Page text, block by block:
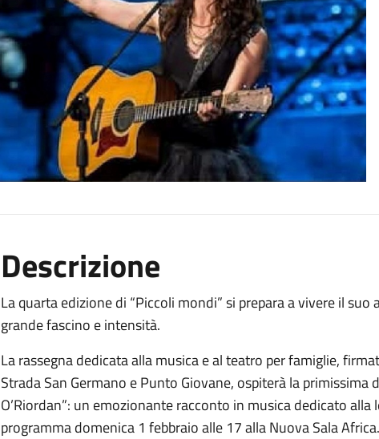
Descrizione
La quarta edizione di “Piccoli mondi” si prepara a vivere il
grande fascino e intensità.
La rassegna dedicata alla musica e al teatro per famiglie,
Strada San Germano e Punto Giovane, ospiterà la primissima
O’Riordan”: un emozionante racconto in musica dedicato alla
programma domenica 1 febbraio alle 17 alla Nuova Sala Africa.